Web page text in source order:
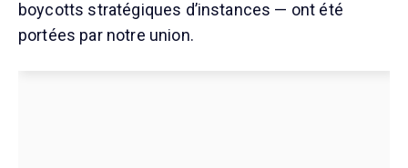
boycotts stratégiques d’instances — ont été
portées par notre union.